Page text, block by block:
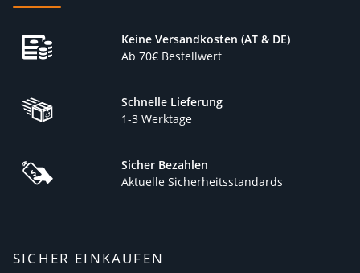
Keine Versandkosten (AT & DE)
Ab 70€ Bestellwert
Schnelle Lieferung
1-3 Werktage
Sicher Bezahlen
Aktuelle Sicherheitsstandards
SICHER EINKAUFEN